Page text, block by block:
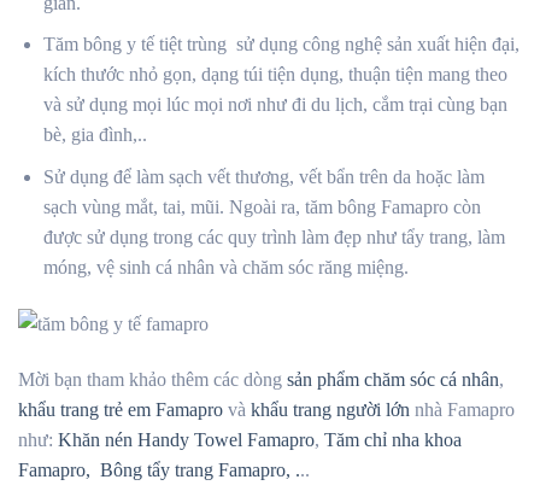
Tăm bông y tế tiệt trùng sử dụng công nghệ sản xuất hiện đại,
kích thước nhỏ gọn, dạng túi tiện dụng, thuận tiện mang theo
và sử dụng mọi lúc mọi nơi như đi du lịch, cắm trại cùng bạn
bè, gia đình,..
Sử dụng để làm sạch vết thương, vết bẩn trên da hoặc làm
sạch vùng mắt, tai, mũi. Ngoài ra, tăm bông Famapro còn
được sử dụng trong các quy trình làm đẹp như tẩy trang, làm
móng, vệ sinh cá nhân và chăm sóc răng miệng.
Mời bạn tham khảo thêm các dòng sản phẩm chăm sóc cá nhân,
khẩu trang trẻ em Famapro và khẩu trang người lớn nhà Famapro
như: Khăn nén Handy Towel Famapro, Tăm chỉ nha khoa
Famapro, Bông tẩy trang Famapro, ...